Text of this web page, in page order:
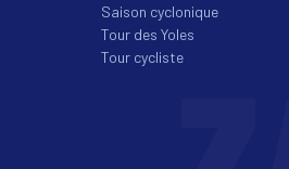
Saison cyclonique
Tour des Yoles
Tour cycliste